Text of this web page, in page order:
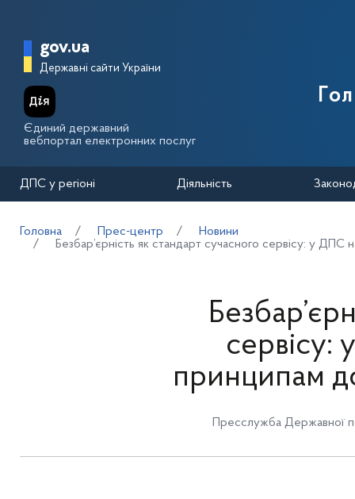
Головна сторінка Державної
gov.ua
Державні сайти України
Єдиний державний
вебпортал електронних послуг
ДПС у регіоні Діяльність
Головна Прес-центр
Новини
Безбар’єрність як стандарт сучасного сервісу: у ДПС
сервісу:
принципам
Пресслужба Державної